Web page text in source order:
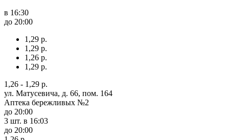
в 16:30
до 20:00
1,29 р.
1,29 р.
1,26 р.
1,29 р.
1,26 - 1,29 р.
ул. Матусевича, д. 66, пом. 164
Аптека бережливых №2
до 20:00
3 шт. в 16:03
до 20:00